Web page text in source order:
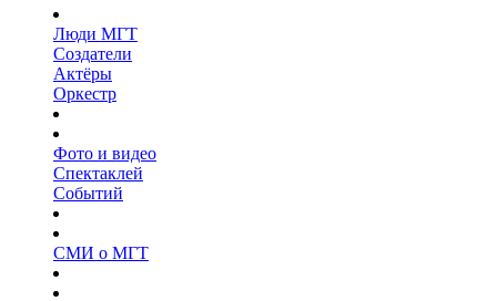
Люди МГТ
Создатели
Актёры
Оркестр
Фото и видео
Спектаклей
Событий
СМИ о МГТ